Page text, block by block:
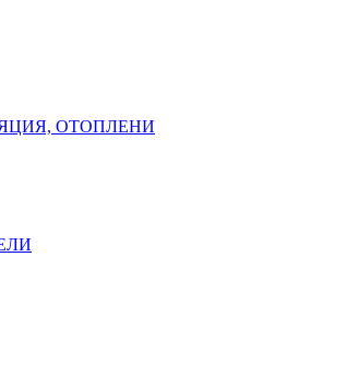
ОТОПЛЕНИ